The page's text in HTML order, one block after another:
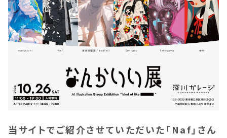
当サイトでご紹介させていただいた「Naf」さん